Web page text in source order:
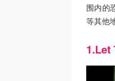
围内的
等其他
1.Let